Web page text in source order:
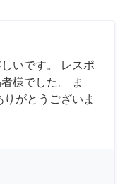
いです。 レスポ
様でした。 ま
がとうございま